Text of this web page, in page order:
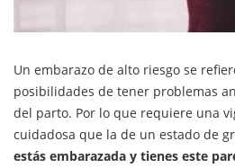
Un embarazo de alto riesgo se
posibilidades de tener problemas
del parto. Por lo que requiere una
cuidadosa que la de un estado de
estás embarazada y tienes este